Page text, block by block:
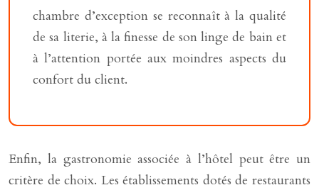
chambre d’exception se reconnaît à la qualité
de sa literie, à la finesse de son linge de bain et
à l’attention portée aux moindres aspects du
confort du client.
Enfin, la gastronomie associée à l’hôtel peut être un
critère de choix. Les établissements dotés de restaurants